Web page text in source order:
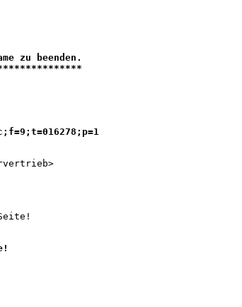
zu beenden.